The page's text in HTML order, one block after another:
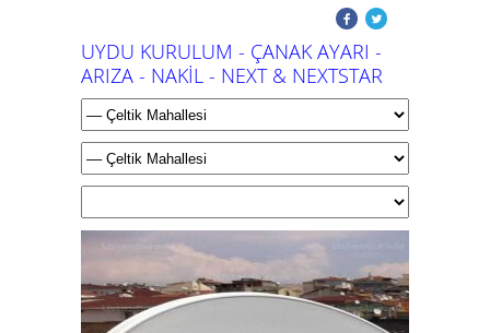
UYDU KURULUM - ÇANAK AYARI -
ARIZA - NAKİL - NEXT & NEXTSTAR